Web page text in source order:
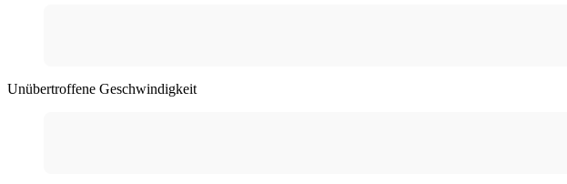
Unübertroffene Geschwindigkeit